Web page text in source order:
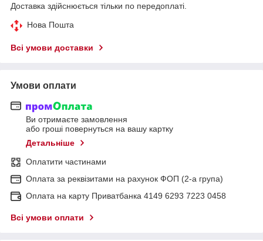
Доставка здійснюється тільки по передоплаті.
Нова Пошта
Всі умови доставки
Умови оплати
Ви отримаєте замовлення
або гроші повернуться на вашу картку
Детальніше
Оплатити частинами
Оплата за реквізитами на рахунок ФОП (2-а група)
Оплата на карту Приватбанка 4149 6293 7223 0458
Всі умови оплати